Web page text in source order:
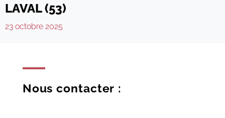
LAVAL (53)
23 octobre 2025
Nous contacter :